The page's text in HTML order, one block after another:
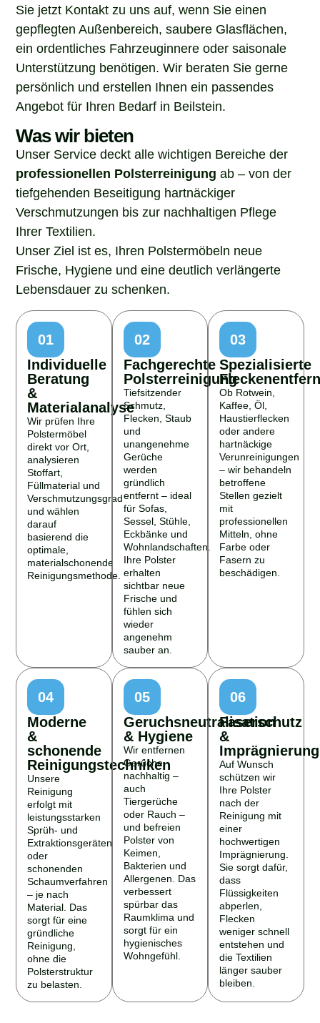
Sie jetzt Kontakt zu uns auf, wenn Sie einen
gepflegten Außenbereich, saubere Glasflächen,
ein ordentliches Fahrzeuginnere oder saisonale
Unterstützung benötigen. Wir beraten Sie gerne
persönlich und erstellen Ihnen ein passendes
Angebot für Ihren Bedarf in Beilstein.
Was wir bieten
Unser Service deckt alle wichtigen Bereiche der
professionellen Polsterreinigung ab – von der
tiefgehenden Beseitigung hartnäckiger
Verschmutzungen bis zur nachhaltigen Pflege
Ihrer Textilien.
Unser Ziel ist es, Ihren Polstermöbeln neue
Frische, Hygiene und eine deutlich verlängerte
Lebensdauer zu schenken.
01
Individuelle
Beratung
&
Materialanalyse
Wir prüfen Ihre
Polstermöbel
direkt vor Ort,
analysieren
Stoffart,
Füllmaterial und
Verschmutzungsgrad
und wählen
darauf
basierend die
optimale,
materialschonende
Reinigungsmethode.
02
Fachgerechte
Polsterreinigung
Tiefsitzender
Schmutz,
Flecken, Staub
und
unangenehme
Gerüche
werden
gründlich
entfernt – ideal
für Sofas,
Sessel, Stühle,
Eckbänke und
Wohnlandschaften.
Ihre Polster
erhalten
sichtbar neue
Frische und
fühlen sich
wieder
angenehm
sauber an.
03
Spezialisierte
Ob Rotwein,
Kaffee, Öl,
Haustierflecken
oder andere
hartnäckige
Verunreinigungen
– wir behandeln
betroffene
Stellen gezielt
mit
professionellen
Mitteln, ohne
Farbe oder
Fasern zu
beschädigen.
04
Moderne
&
schonende
Reinigungstechniken
Unsere
Reinigung
erfolgt mit
leistungsstarken
Sprüh- und
Extraktionsgeräten
oder
schonenden
Schaumverfahren
– je nach
Material. Das
sorgt für eine
gründliche
Reinigung,
ohne die
Polsterstruktur
zu belasten.
05
Geruchsneutralisation
& Hygiene
Wir entfernen
Gerüche
nachhaltig –
auch
Tiergerüche
oder Rauch –
und befreien
Polster von
Keimen,
Bakterien und
Allergenen. Das
verbessert
spürbar das
Raumklima und
sorgt für ein
hygienisches
Wohngefühl.
06
Faserschutz
&
Imprägnierung
Auf Wunsch
schützen wir
Ihre Polster
nach der
Reinigung mit
einer
hochwertigen
Imprägnierung.
Sie sorgt dafür,
dass
Flüssigkeiten
abperlen,
Flecken
weniger schnell
entstehen und
die Textilien
länger sauber
bleiben.